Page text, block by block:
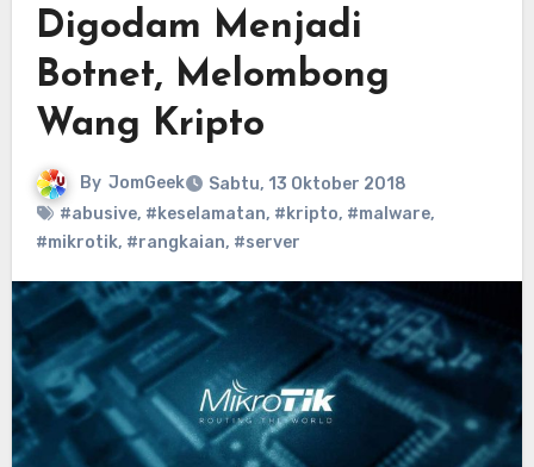
Digodam Menjadi
Botnet, Melombong
Wang Kripto
By JomGeek
Sabtu, 13 Oktober 2018
#abusive, #keselamatan, #kripto, #malware,
#mikrotik, #rangkaian, #server